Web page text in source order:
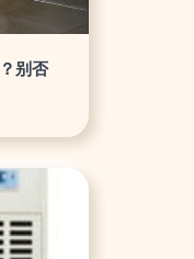
别否